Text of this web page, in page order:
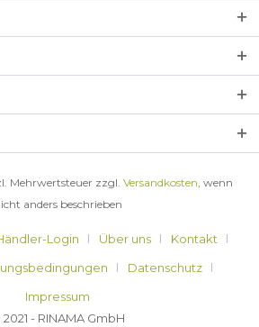
Mehrwertsteuer zzgl. Versandkosten, wenn
anders beschrieben
Login Über uns
Kontakt
Datenschutz
Impressum
- RINAMA GmbH